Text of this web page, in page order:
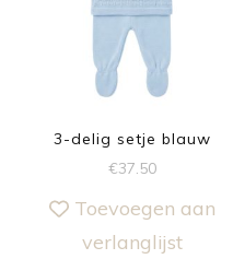
3-delig setje blauw
€37.50
Toevoegen aan
verlanglijst